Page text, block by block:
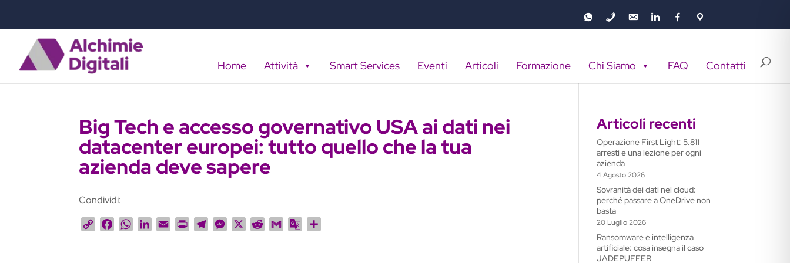
Home Attività Smart Services Eventi Articoli Formazione Chi Siamo FAQ Contatti
Big Tech e accesso governativo USA ai dati nei
datacenter europei: tutto quello che la tua
azienda deve sapere
Condividi:
C
W
M
X
G
G
Articoli recenti
Operazione First Light: 5.811
arresti e una lezione per ogni
azienda
4 Agosto 2026
Sovranità dei dati nel cloud:
perché passare a OneDrive non
basta
20 Luglio 2026
Ransomware e intelligenza
artificiale: cosa insegna il caso
JADEPUFFER